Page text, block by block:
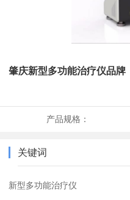
肇庆新型多功能治疗仪品牌
产品规格：
关键词
新型多功能治疗仪